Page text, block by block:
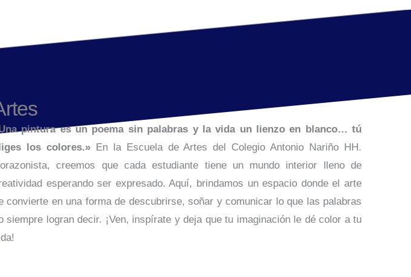
pintura es un poema sin palabras y la vida un lienzo en blanco… tú
los colores.»En la Escuela de Artes del Colegio Antonio Nariño HH.
creemos que cada estudiante tiene un mundo interior lleno de
esperando ser expresado. Aquí, brindamos un espacio donde el arte
convierte en una forma de descubrirse, soñar y comunicar lo que las palabras
siempre logran decir. ¡Ven, inspírate y deja que tu imaginación le dé color a tu